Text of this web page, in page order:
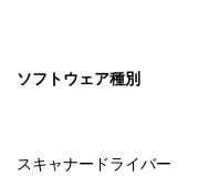
セイコーエプソン株式
ソフトウェア種別
スキャナードライバー